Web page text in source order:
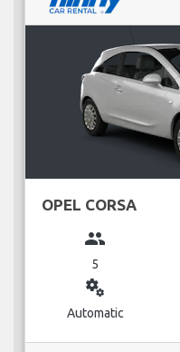
OPEL CORSA
group
5
miscellaneous_services
Automatic